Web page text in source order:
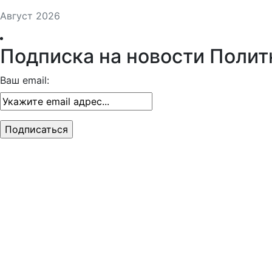
Август 2026
Подписка на новости
Ваш email: